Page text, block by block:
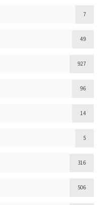
7
49
927
96
14
5
316
506